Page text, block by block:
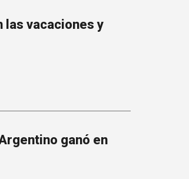
las vacaciones y
ganó en